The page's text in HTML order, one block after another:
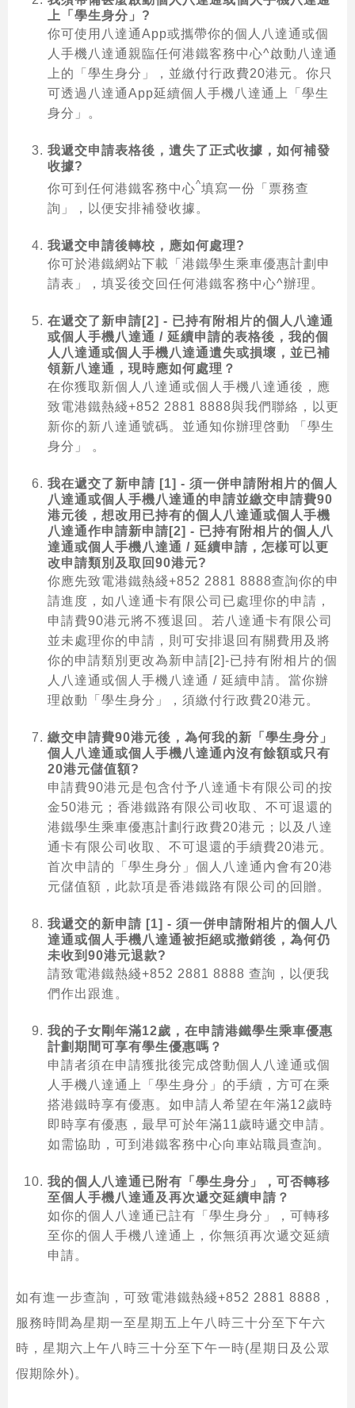
上「學生身分」?
你可使用八達通App或攜帶你的個人八達通或個
人手機八達通親臨任何港鐵客務中心^啟動八達通
上的「學生身分」，並繳付行政費20港元。你只
可透過八達通App延續個人手機八達通上「學生
身分」。
我遞交申請表格後，遺失了正式收據，如何補發
收據?
你可到任何港鐵客務中心^填寫一份「票務查
詢」，以便安排補發收據。
我遞交申請後轉校，應如何處理?
你可於港鐵網站下載「港鐵學生乘車優惠計劃申
請表」，填妥後交回任何港鐵客務中心^辦理。
在遞交了新申請[2] - 已持有附相片的個人八達通
或個人手機八達通 / 延續申請的表格後，我的個
人八達通或個人手機八達通遺失或損壞，並已補
領新八達通，現時應如何處理？
在你獲取新個人八達通或個人手機八達通後，應
致電港鐵熱綫+852 2881 8888與我們聯絡，以更
新你的新八達通號碼。並通知你辦理啓動 「學生
身分」 。
我在遞交了新申請 [1] - 須一併申請附相片的個人
八達通或個人手機八達通的申請並繳交申請費90
港元後，想改用已持有的個人八達通或個人手機
八達通作申請新申請[2] - 已持有附相片的個人八
達通或個人手機八達通 / 延續申請，怎樣可以更
改申請類別及取回90港元?
你應先致電港鐵熱綫+852 2881 8888查詢你的申
請進度，如八達通卡有限公司已處理你的申請，
申請費90港元將不獲退回。若八達通卡有限公司
並未處理你的申請，則可安排退回有關費用及將
你的申請類別更改為新申請[2]-已持有附相片的個
人八達通或個人手機八達通 / 延續申請。當你辦
理啟動「學生身分」，須繳付行政費20港元。
繳交申請費90港元後，為何我的新「學生身分」
個人八達通或個人手機八達通內沒有餘額或只有
20港元儲值額?
申請費90港元是包含付予八達通卡有限公司的按
金50港元；香港鐵路有限公司收取、不可退還的
港鐵學生乘車優惠計劃行政費20港元；以及八達
通卡有限公司收取、不可退還的手續費20港元。
首次申請的「學生身分」個人八達通內會有20港
元儲值額，此款項是香港鐵路有限公司的回贈。
我遞交的新申請 [1] - 須一併申請附相片的個人八
達通或個人手機八達通被拒絕或撤銷後，為何仍
未收到90港元退款?
請致電港鐵熱綫+852 2881 8888 查詢，以便我
們作出跟進。
我的子女剛年滿12歲，在申請港鐵學生乘車優惠
計劃期間可享有學生優惠嗎？
申請者須在申請獲批後完成啓動個人八達通或個
人手機八達通上「學生身分」的手續，方可在乘
搭港鐵時享有優惠。如申請人希望在年滿12歲時
即時享有優惠，最早可於年滿11歲時遞交申請。
如需協助，可到港鐵客務中心向車站職員查詢。
我的個人八達通已附有「學生身分」，可否轉移
至個人手機八達通及再次遞交延續申請？
如你的個人八達通已註有「學生身分」，可轉移
至你的個人手機八達通上，你無須再次遞交延續
申請。
如有進一步查詢，可致電港鐵熱綫+852 2881 8888，
服務時間為星期一至星期五上午八時三十分至下午六
時，星期六上午八時三十分至下午一時(星期日及公眾
假期除外)。